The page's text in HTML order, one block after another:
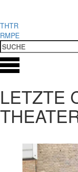
THTR
RMPE
LETZTE